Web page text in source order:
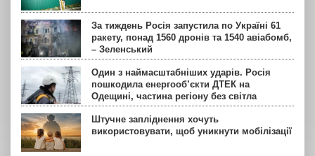
За тиждень Росія запустила по Україні 61
ракету, понад 1560 дронів та 1540 авіабомб,
– Зеленський
Один з наймасштабніших ударів. Росія
пошкодила енергооб’єкти ДТЕК на
Одещині, частина регіону без світла
Штучне запліднення хочуть
використовувати, щоб уникнути мобілізації